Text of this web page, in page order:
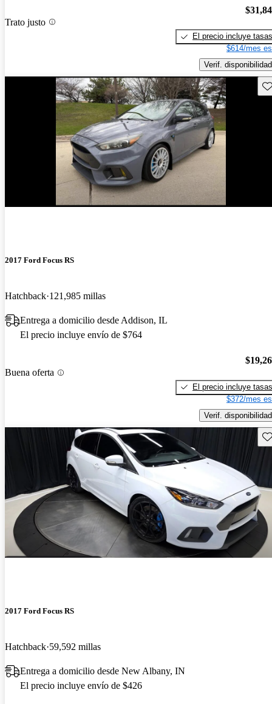
Trato justo
El precio incluye tasas
$614/mes
Verif. disponibilidad
2017 Ford Focus RS
Hatchback 121,985 millas
Entrega a domicilio desde Addison, IL
El precio incluye envío de $764
Buena oferta
El precio incluye tasas
$372/mes
Verif. disponibilidad
2017 Ford Focus RS
Hatchback 59,592 millas
Entrega a domicilio desde New Albany, IN
El precio incluye envío de $426